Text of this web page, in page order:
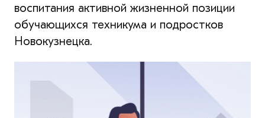
воспитания активной жизненной позиции
обучающихся техникума и подростков
Новокузнецка.